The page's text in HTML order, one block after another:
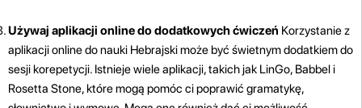
Używaj aplikacji online do dodatkowych ćwiczeń Korzystanie z
aplikacji online do nauki Hebrajski może być świetnym dodatkiem do
sesji korepetycji. Istnieje wiele aplikacji, takich jak LinGo, Babbel i
Rosetta Stone, które mogą pomóc ci poprawić gramatykę,